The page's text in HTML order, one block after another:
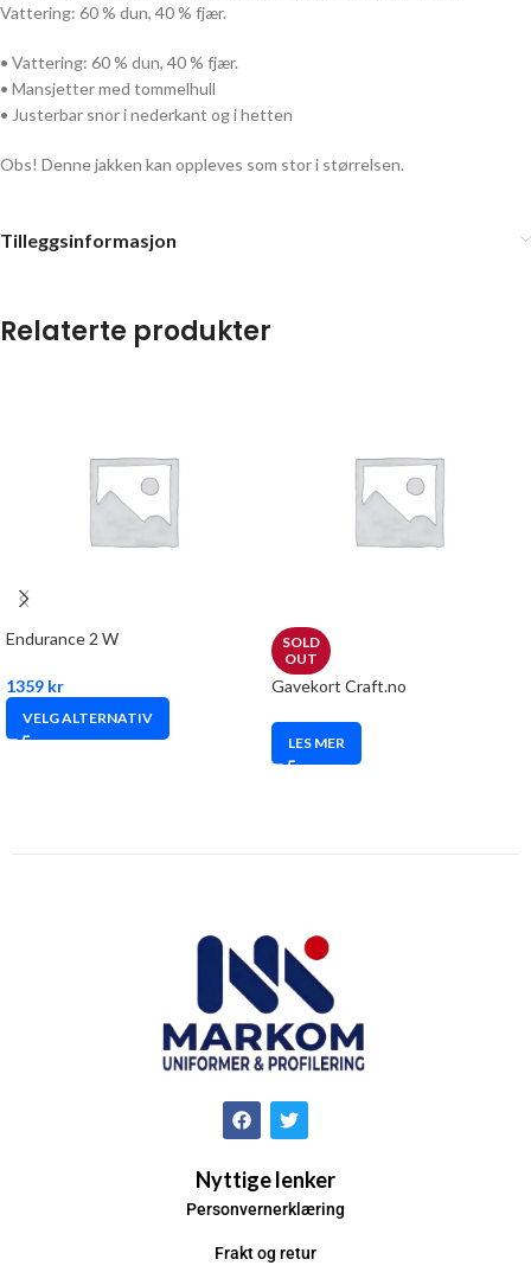
Vattering: 60 % dun, 40 % fjær.
• Vattering: 60 % dun, 40 % fjær.
• Mansjetter med tommelhull
• Justerbar snor i nederkant og i hetten
Obs! Denne jakken kan oppleves som stor i størrelsen.
Tilleggsinformasjon
Relaterte produkter
Endurance 2 W
1359 kr
VELG ALTERNATIV
SOLD
OUT
Gavekort Craft.no
LES MER
Nyttige lenker
Personvernerklæring
Frakt og retur